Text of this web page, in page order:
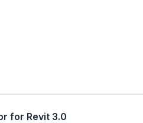
for Revit 3.0